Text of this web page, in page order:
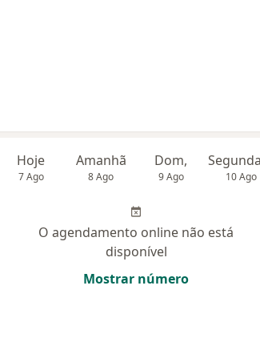
Hoje
7 Ago
Amanhã
8 Ago
Dom,
9 Ago 10 Ago
O agendamento online não está
disponível
Mostrar número